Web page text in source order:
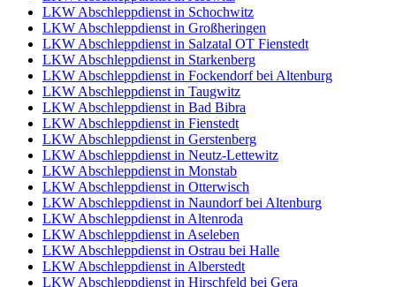
LKW Abschleppdienst in Schochwitz
LKW Abschleppdienst in Großheringen
LKW Abschleppdienst in Salzatal OT Fienstedt
LKW Abschleppdienst in Starkenberg
LKW Abschleppdienst in Fockendorf bei Altenburg
LKW Abschleppdienst in Taugwitz
LKW Abschleppdienst in Bad Bibra
LKW Abschleppdienst in Fienstedt
LKW Abschleppdienst in Gerstenberg
LKW Abschleppdienst in Neutz-Lettewitz
LKW Abschleppdienst in Monstab
LKW Abschleppdienst in Otterwisch
LKW Abschleppdienst in Naundorf bei Altenburg
LKW Abschleppdienst in Altenroda
LKW Abschleppdienst in Aseleben
LKW Abschleppdienst in Ostrau bei Halle
LKW Abschleppdienst in Alberstedt
LKW Abschleppdienst in Hirschfeld bei Gera